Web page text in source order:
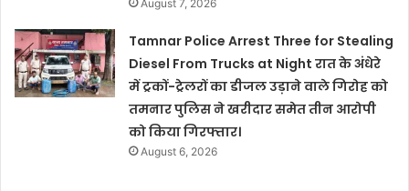
August 7, 2026
Tamnar Police Arrest Three for Stealing
Diesel From Trucks at Night रात के अंधेरे
में ट्रकों-ट्रेलरों का डीजल उड़ाने वाले गिरोह को
तमनार पुलिस ने खरीदार समेत तीन आरोपी
को किया गिरफ्तार।
August 6, 2026